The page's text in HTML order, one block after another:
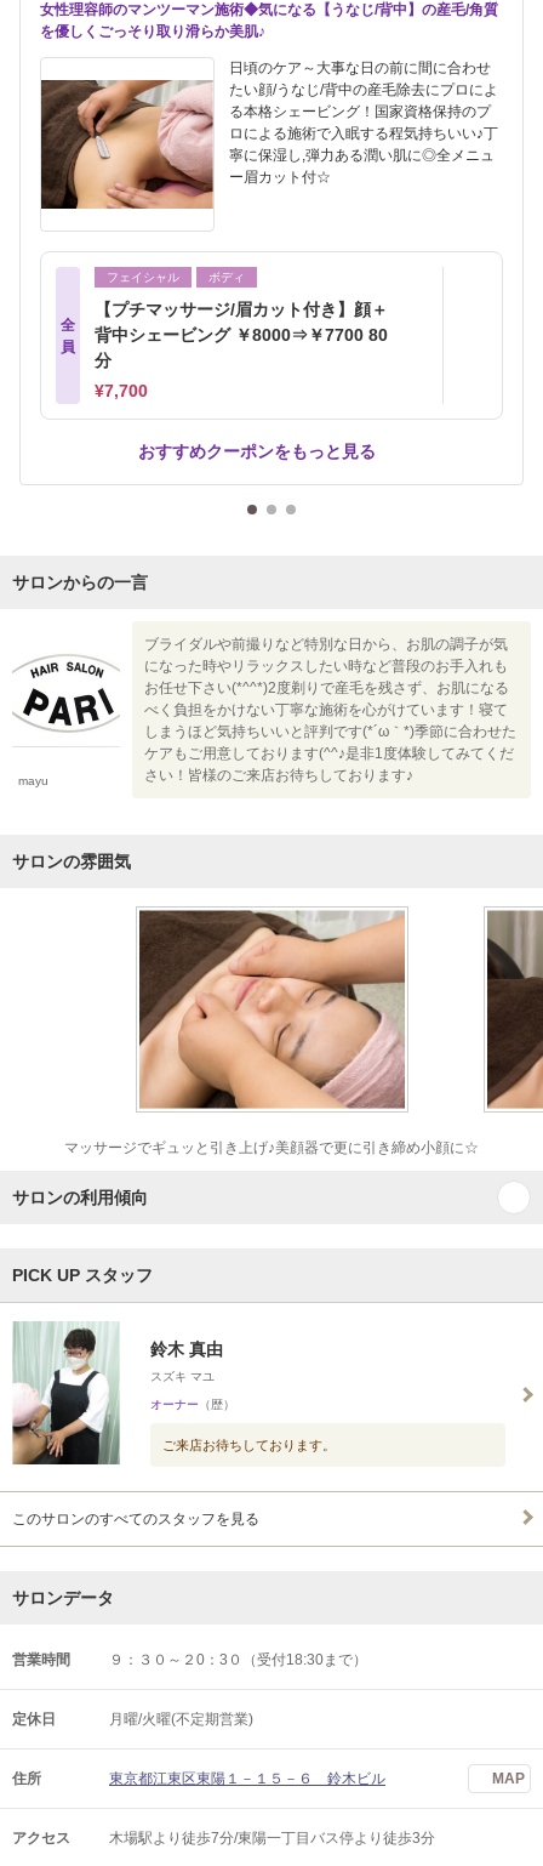
女性理容師のマンツーマン施術◆気になる【うなじ/背中】の産毛/角質
を優しくごっそり取り滑らか美肌♪
日頃のケア～大事な日の前に間に合わせ
たい顔/うなじ/背中の産毛除去にプロによ
る本格シェービング！国家資格保持のプ
ロによる施術で入眠する程気持ちいい♪丁
寧に保湿し,弾力ある潤い肌に◎全メニュ
ー眉カット付☆
全
員
フェイシャル ボディ
【プチマッサージ/眉カット付き】顔＋
背中シェービング ￥8000⇒￥7700 80
分
¥7,700
おすすめクーポンをもっと見る
サロンからの一言
mayu
ブライダルや前撮りなど特別な日から、お肌の調子が気
になった時やリラックスしたい時など普段のお手入れも
お任せ下さい(*^^*)2度剃りで産毛を残さず、お肌になる
べく負担をかけない丁寧な施術を心がけています！寝て
しまうほど気持ちいいと評判です(*´ω｀*)季節に合わせた
ケアもご用意しております(^^♪是非1度体験してみてくだ
さい！皆様のご来店お待ちしております♪
サロンの雰囲気
マッサージでギュッと引き上げ♪美顔器で更に引き締め小顔に☆
サロンの利用傾向
PICK UP スタッフ
鈴木 真由
スズキ マユ
オーナー （歴）
ご来店お待ちしております。
このサロンのすべてのスタッフを見る
サロンデータ
営業時間 ９：３０～２0：3０（受付18:30まで）
定休日 月曜/火曜(不定期営業)
住所 東京都江東区東陽１－１５－６ 鈴木ビル MAP
アクセス 木場駅より徒歩7分/東陽一丁目バス停より徒歩3分